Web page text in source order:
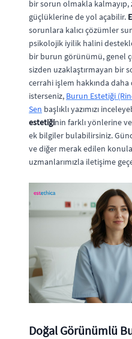
bir sorun olmakla kalmayıp,
güçlüklerine de yol açabilir.
sorunlara kalıcı çözümler
psikolojik iyilik halini
bir burun görünümü, genel
sizden uzaklaştırmayan bir
cerrahi işlem hakkında
isterseniz, Burun Estetiği
Sen başlıklı yazımızı
estetiğinin farklı yönlerine
ek bilgiler bulabilirsiniz.
ve diğer merak edilen
uzmanlarımızla iletişime
Doğal Görünümlü